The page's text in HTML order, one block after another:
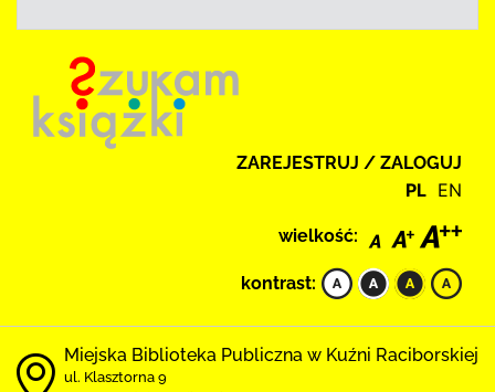
ZAREJESTRUJ / ZALOGUJ
PL EN
wielkość:
kontrast:
Miejska Biblioteka Publiczna w Kuźni Raciborskiej
ul. Klasztorna 9